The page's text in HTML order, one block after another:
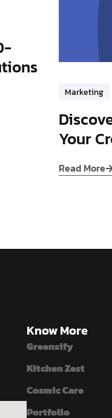
Marketing
Your
Read More
Know More
Greensify
Kitchen Zest
Cosmic Care
Portfolio